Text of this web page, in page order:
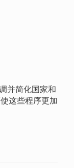
并简化国家和
这些程序更加